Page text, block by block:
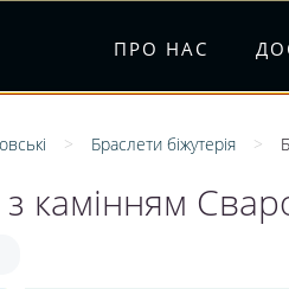
ПРО НАС
Браслети біжутерія
з камінням